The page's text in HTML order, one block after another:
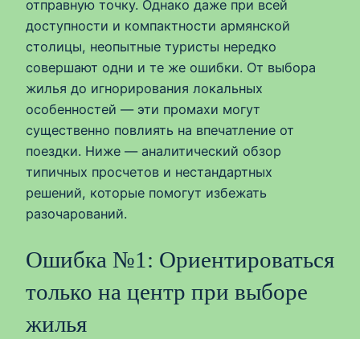
отправную точку. Однако даже при всей
доступности и компактности армянской
столицы, неопытные туристы нередко
совершают одни и те же ошибки. От выбора
жилья до игнорирования локальных
особенностей — эти промахи могут
существенно повлиять на впечатление от
поездки. Ниже — аналитический обзор
типичных просчетов и нестандартных
решений, которые помогут избежать
разочарований.
Ошибка №1: Ориентироваться
только на центр при выборе
жилья